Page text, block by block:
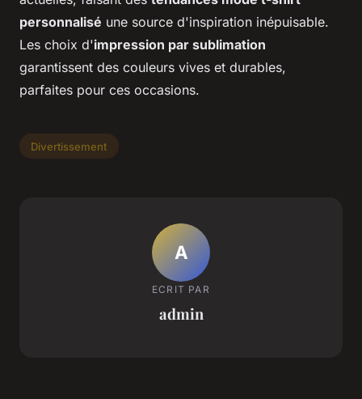
personnalisé une source d'inspiration inépuisable.
Les choix d'impression par sublimation
garantissent des couleurs vives et durables,
parfaites pour ces occasions.
Divertissement
A
ECRIT PAR
admin